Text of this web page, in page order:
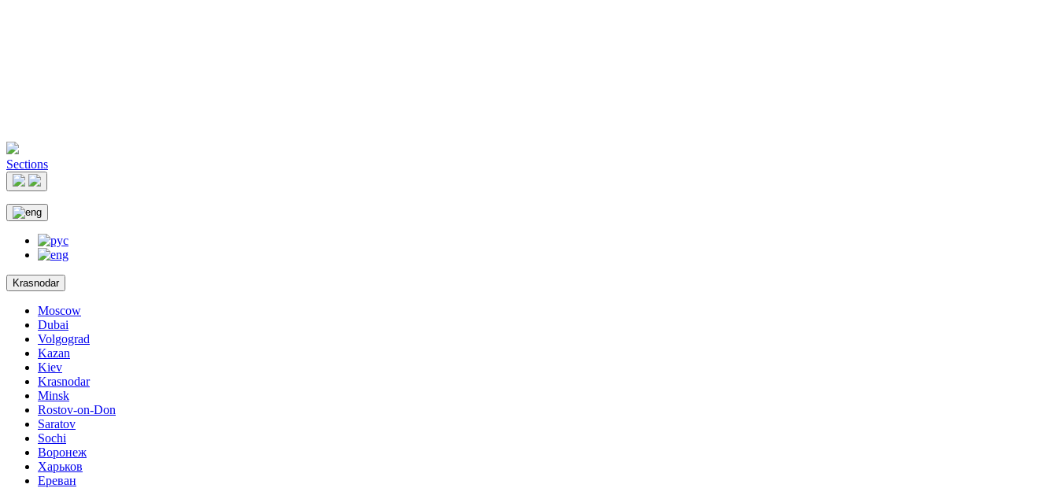
Sections
Krasnodar
Moscow
Dubai
Volgograd
Kazan
Kiev
Krasnodar
Minsk
Rostov-on-Don
Saratov
Sochi
Воронеж
Харьков
Ереван